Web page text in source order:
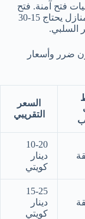
فتح آمنة. فتح
أقفال السيارات يأخذ 10-30 دقيقة. فتح أقفال المنازل يحتاج 15-30
السلبي.
ضرر وأسعار
السعر
التقريبي
10-20
دينار
كويتي
15-25
دينار
كويتي